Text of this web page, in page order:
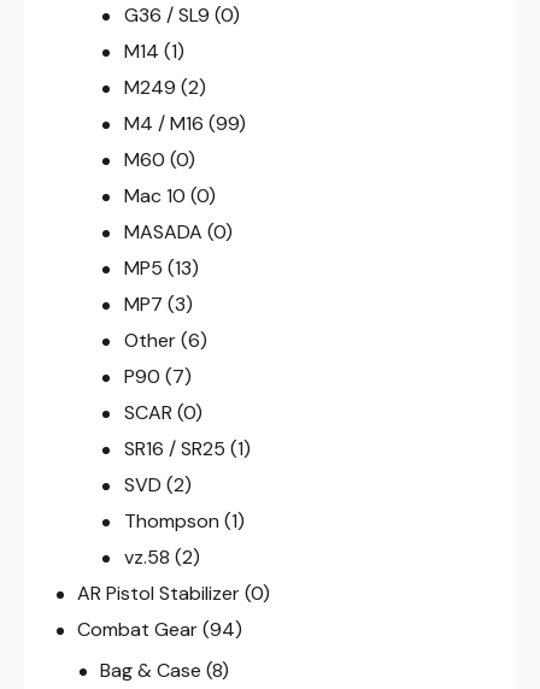
G36 / SL9 (0)
M14 (1)
M249 (2)
M4 / M16 (99)
M60 (0)
Mac 10 (0)
MASADA (0)
MP5 (13)
MP7 (3)
Other (6)
P90 (7)
SCAR (0)
SR16 / SR25 (1)
SVD (2)
Thompson (1)
vz.58 (2)
AR Pistol Stabilizer(0)
Combat Gear(94)
Bag & Case (8)